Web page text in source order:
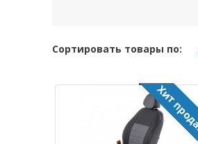
Сортировать товары по: